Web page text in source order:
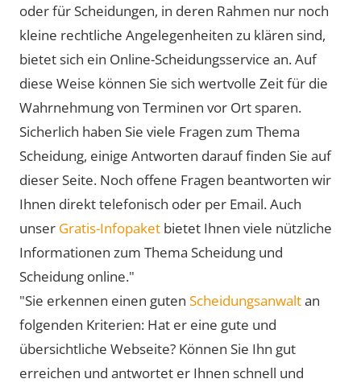
oder für Scheidungen, in deren Rahmen nur noch
kleine rechtliche Angelegenheiten zu klären sind,
bietet sich ein Online-Scheidungsservice an. Auf
diese Weise können Sie sich wertvolle Zeit für die
Wahrnehmung von Terminen vor Ort sparen.
Sicherlich haben Sie viele Fragen zum Thema
Scheidung, einige Antworten darauf finden Sie auf
dieser Seite. Noch offene Fragen beantworten wir
Ihnen direkt telefonisch oder per Email. Auch
unser Gratis-Infopaket bietet Ihnen viele nützliche
Informationen zum Thema Scheidung und
Scheidung online."
"Sie erkennen einen guten Scheidungsanwaltan
folgenden Kriterien: Hat er eine gute und
übersichtliche Webseite? Können Sie Ihn gut
erreichen und antwortet er Ihnen schnell und